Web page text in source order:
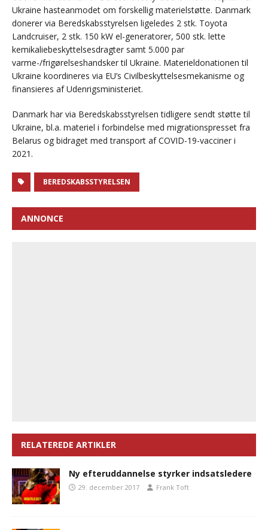
Ukraine hasteanmodet om forskellig materielstøtte. Danmark
donerer via Beredskabsstyrelsen ligeledes 2 stk. Toyota
Landcruiser, 2 stk. 150 kW el-generatorer, 500 stk. lette
kemikaliebeskyttelsesdragter samt 5.000 par
varme-/frigørelseshandsker til Ukraine. Materieldonationen til
Ukraine koordineres via EU’s Civilbeskyttelsesmekanisme og
finansieres af Udenrigsministeriet.
Danmark har via Beredskabsstyrelsen tidligere sendt støtte til
Ukraine, bl.a. materiel i forbindelse med migrationspresset fra
Belarus og bidraget med transport af COVID-19-vacciner i
2021.
BEREDSKABSSTYRELSEN
ANNONCE
RELATEREDE ARTIKLER
Ny efteruddannelse styrker indsatsledere
29. december 2017 Frank Toft